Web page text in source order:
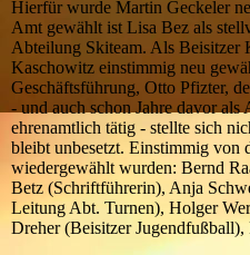
Hierfür wurde Martin Geckeler
Amt gewählt ist Lisa Bez als
Abteilung Skiteam. Als Beisitzer
Kaschowitz einstimmig neu
Geschäftsführung, Otto Pfizter,
- und auch schon Jahre davor als
ehrenamtlich tätig - stellte sich
bleibt unbesetzt. Einstimmig von
wiedergewählt wurden: Bernd
Betz (Schriftführerin), Anja
Leitung Abt. Turnen), Holger
Dreher (Beisitzer